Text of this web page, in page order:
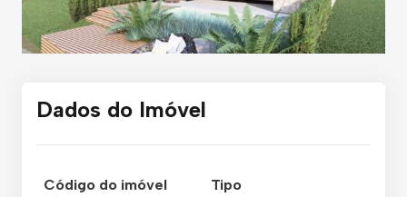
Dados do Imóvel
Código do imóvel
Tipo